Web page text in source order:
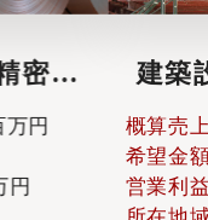
建築設計会
舗・施設
能・年商
概算売上1,000
希望金額120百
営業利益10百万